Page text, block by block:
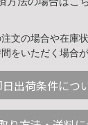
文の場合や在庫
をいただく場合が
日出荷条件につ